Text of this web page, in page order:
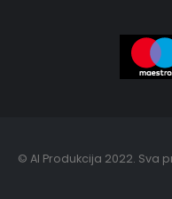
© AI Produkcija 2022. Sva